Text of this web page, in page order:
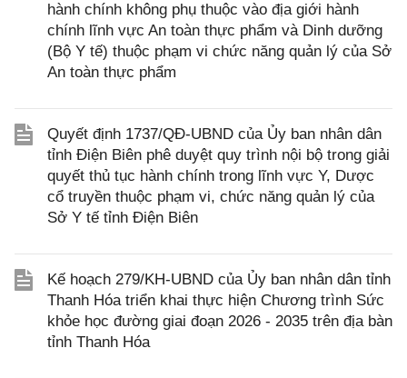
hành chính không phụ thuộc vào địa giới hành
chính lĩnh vực An toàn thực phẩm và Dinh dưỡng
(Bộ Y tế) thuộc phạm vi chức năng quản lý của Sở
An toàn thực phẩm
Quyết định 1737/QĐ-UBND của Ủy ban nhân dân
tỉnh Điện Biên phê duyệt quy trình nội bộ trong giải
quyết thủ tục hành chính trong lĩnh vực Y, Dược
cổ truyền thuộc phạm vi, chức năng quản lý của
Sở Y tế tỉnh Điện Biên
Kế hoạch 279/KH-UBND của Ủy ban nhân dân tỉnh
Thanh Hóa triển khai thực hiện Chương trình Sức
khỏe học đường giai đoạn 2026 - 2035 trên địa bàn
tỉnh Thanh Hóa